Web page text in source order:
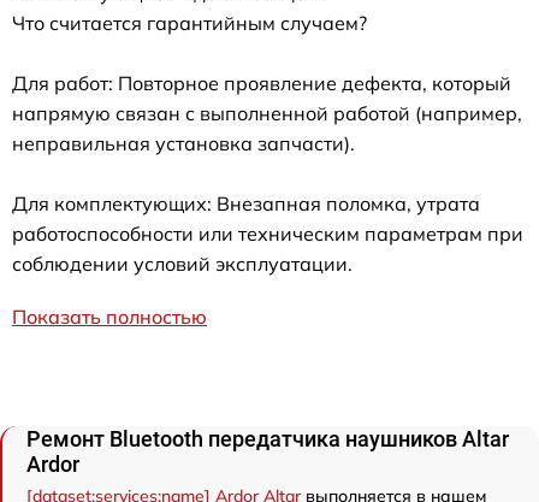
Что считается гарантийным случаем?
Для работ: Повторное проявление дефекта, который
напрямую связан с выполненной работой (например,
неправильная установка запчасти).
Для комплектующих: Внезапная поломка, утрата
работоспособности или техническим параметрам при
соблюдении условий эксплуатации.
Показать полностью
Ремонт Bluetooth передатчика наушников Аltar
Ardor
[dataset:services:name] Ardor Аltarвыполняется в нашем